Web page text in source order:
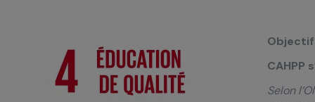
Objectif
CAHPP
Selon